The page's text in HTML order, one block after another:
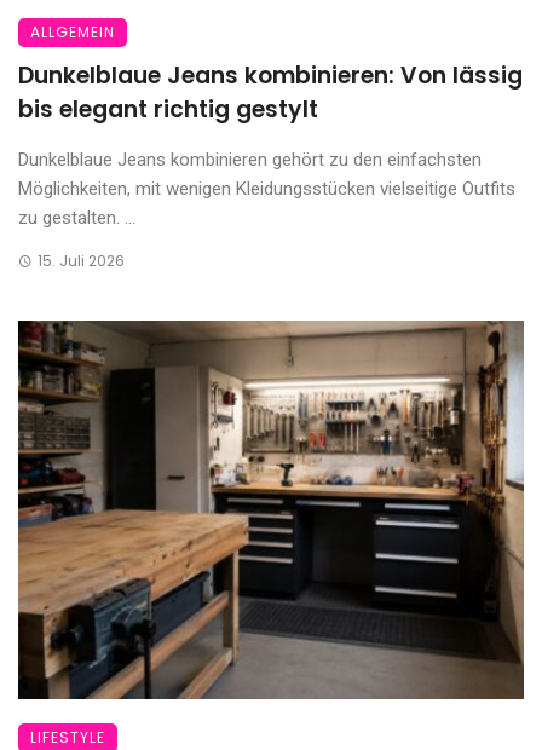
ALLGEMEIN
Dunkelblaue Jeans kombinieren: Von lässig
bis elegant richtig gestylt
Dunkelblaue Jeans kombinieren gehört zu den einfachsten
Möglichkeiten, mit wenigen Kleidungsstücken vielseitige Outfits
zu gestalten. ...
15. Juli 2026
LIFESTYLE